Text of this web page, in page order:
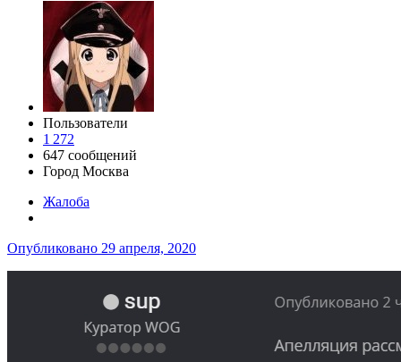
Пользователи
1 272
647 сообщений
Город Москва
Жалоба
Опубликовано 29 апреля, 2020